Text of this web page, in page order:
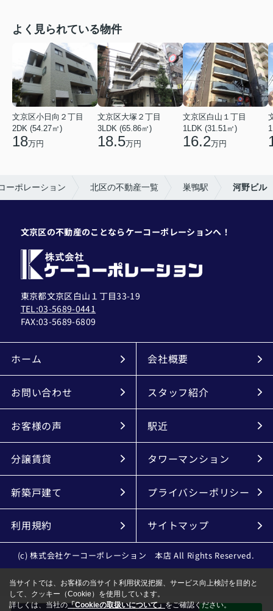
よく見られている物件
文京区小日向２丁目
2DK (54.27㎡)
18万円
文京区大塚２丁目
3LDK (65.86㎡)
18.5万円
文京区白山１丁目
1LDK (31.51㎡)
16.2万円
ーポレーション 北区の不動産一覧 巣鴨駅 河野ビル
文京区の不動産のことならケーコーポレーションへ！
東京都文京区白山１丁目33-19
TEL:03-5689-0441
FAX:03-5689-6809
ホーム 会社概要
お問い合わせ スタッフ紹介
お客様の声 駅近
分譲賃貸 タワーマンション
新築戸建て プライバシーポリシー
利用規約 サイトマップ
(c) 株式会社ケーコーポレーション 本店 All Rights Reserved.
当サイトでは、お客様の当サイト利用状況把握、サービス向上検討を目的と
して、クッキー（Cookie）を使用しています。
詳しくは、当社の「Cookieの取扱いについて」をご確認ください。